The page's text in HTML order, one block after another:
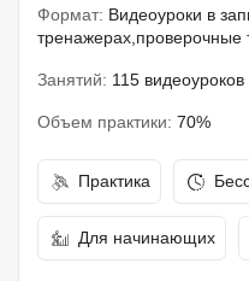
Формат: Видеоуроки в
тренажерах,проверочные
Занятий: 115 видеоуроков
Объем практики: 70%
Практика
Для начинающих